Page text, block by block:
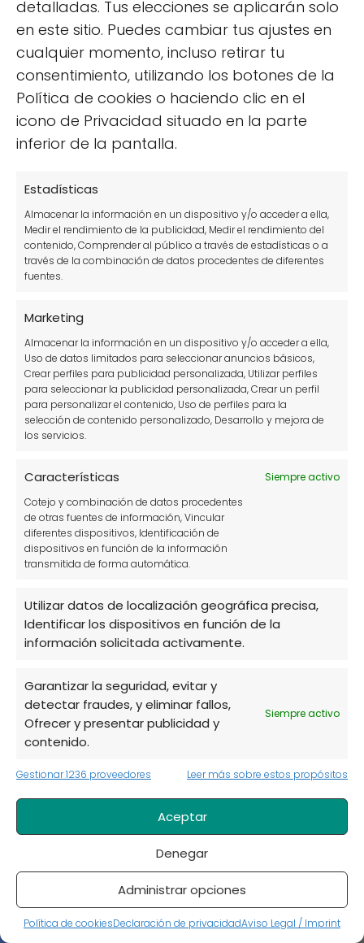
detalladas. Tus elecciones se aplicarán solo
en este sitio. Puedes cambiar tus ajustes en
cualquier momento, incluso retirar tu
consentimiento, utilizando los botones de la
Política de cookies o haciendo clic en el
icono de Privacidad situado en la parte
inferior de la pantalla.
Estadísticas
Almacenar la información en un dispositivo y/o acceder a ella,
Medir el rendimiento de la publicidad, Medir el rendimiento del
contenido, Comprender al público a través de estadísticas o a
través de la combinación de datos procedentes de diferentes
fuentes.
Marketing
Almacenar la información en un dispositivo y/o acceder a ella,
Uso de datos limitados para seleccionar anuncios básicos,
Crear perfiles para publicidad personalizada, Utilizar perfiles
para seleccionar la publicidad personalizada, Crear un perfil
para personalizar el contenido, Uso de perfiles para la
selección de contenido personalizado, Desarrollo y mejora de
los servicios.
Características
Siempre activo
Cotejo y combinación de datos procedentes
de otras fuentes de información, Vincular
diferentes dispositivos, Identificación de
dispositivos en función de la información
transmitida de forma automática.
Utilizar datos de localización geográfica precisa,
Identificar los dispositivos en función de la
información solicitada activamente.
Garantizar la seguridad, evitar y
detectar fraudes, y eliminar fallos,
Ofrecer y presentar publicidad y
contenido.
Siempre activo
Gestionar 1236 proveedores Leer más sobre estos propósitos
Aceptar
Denegar
Administrar opciones
Política de cookiesDeclaración de privacidadAviso Legal / Imprint
★
★
Tu puntuación:Útil
Síguenos
Más popular
11 beneficios de tener un huerto y disfrutar de él
Plantas en agua sin tierra: guía de cultivo y
cuidados
11 cultivos hidropónicos perfectos para tu huerto
Tomate azul o tomate morado: características y
usos
Cómo hacer semilleros caseros de forma sencilla
¿Por qué salen hongos en las plantas? Síntomas,
prevención y tratamientos
Cuidados de la Poinsettia o Flor de Pascua en
invierno
Cómo Plantar Pepinos en Vertical: Guía para
Cosechas Gigantes
Cómo hacer un Mini Huerto en casa: Guía paso a
paso para principiantes